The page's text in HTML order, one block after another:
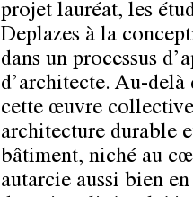
projet lauréat, les
Deplazes à la
dans un processus
d’architecte. Au-
cette œuvre
architecture durable
bâtiment, niché au
autarcie aussi bien